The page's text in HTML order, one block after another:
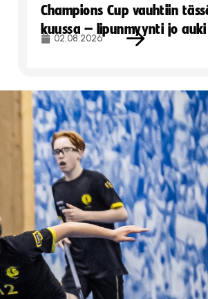
Champions Cup vauhtiin
kuussa – lipunmyynti jo auki
02.08.2026